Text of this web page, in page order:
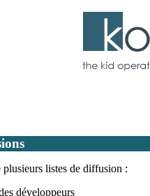
listes de diffusion :
développeurs